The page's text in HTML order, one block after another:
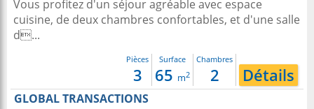
Vous profitez d'un séjour agréable avec espace
cuisine, de deux chambres confortables, et d'une salle
d...
Pièces
3
Surface
65 m2
Chambres
2 Détails
GLOBAL TRANSACTIONS